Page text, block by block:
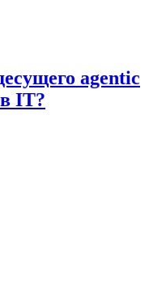
agentic
IT?